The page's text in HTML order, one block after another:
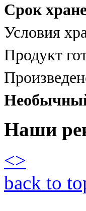
Срок
Условия
Продукт
Наши
<>
back to